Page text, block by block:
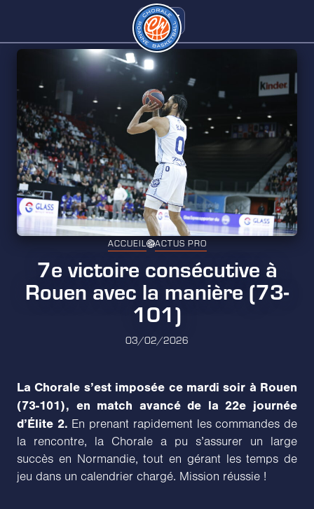
ACCUEIL ACTUS PRO
7e victoire consécutive à
Rouen avec la manière (73-
101)
03/02/2026
La Chorale s’est imposée ce mardi soir à Rouen
(73-101), en match avancé de la 22e journée
d’Élite 2. En prenant rapidement les commandes de
la rencontre, la Chorale a pu s’assurer un large
succès en Normandie, tout en gérant les temps de
jeu dans un calendrier chargé. Mission réussie !